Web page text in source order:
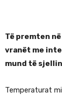
Të premten
vranët me
mund të
Temperaturat